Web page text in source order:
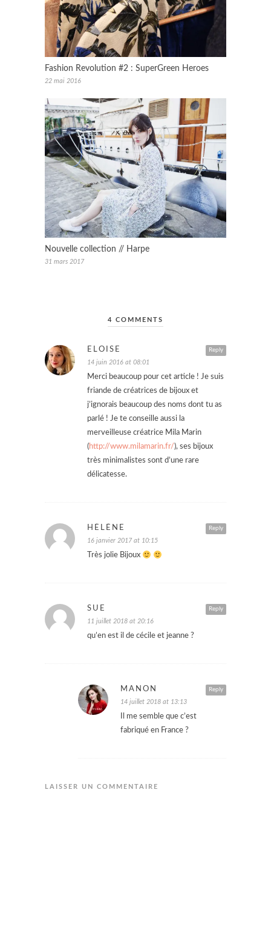
Fashion Revolution #2 : SuperGreen Heroes
22 mai 2016
Nouvelle collection // Harpe
31 mars 2017
4 COMMENTS
Reply
ELOÏSE
14 juin 2016 at 08:01
Merci beaucoup pour cet article ! Je suis
friande de créatrices de bijoux et
j’ignorais beaucoup des noms dont tu as
parlé ! Je te conseille aussi la
merveilleuse créatrice Mila Marin
(http://www.milamarin.fr/), ses bijoux
très minimalistes sont d’une rare
délicatesse.
Reply
HÉLÉNE
16 janvier 2017 at 10:15
Très jolie Bijoux
Reply
SUE
11 juillet 2018 at 20:16
qu’en est il de cécile et jeanne ?
Reply
MANON
14 juillet 2018 at 13:13
Il me semble que c’est
fabriqué en France ?
LAISSER UN COMMENTAIRE